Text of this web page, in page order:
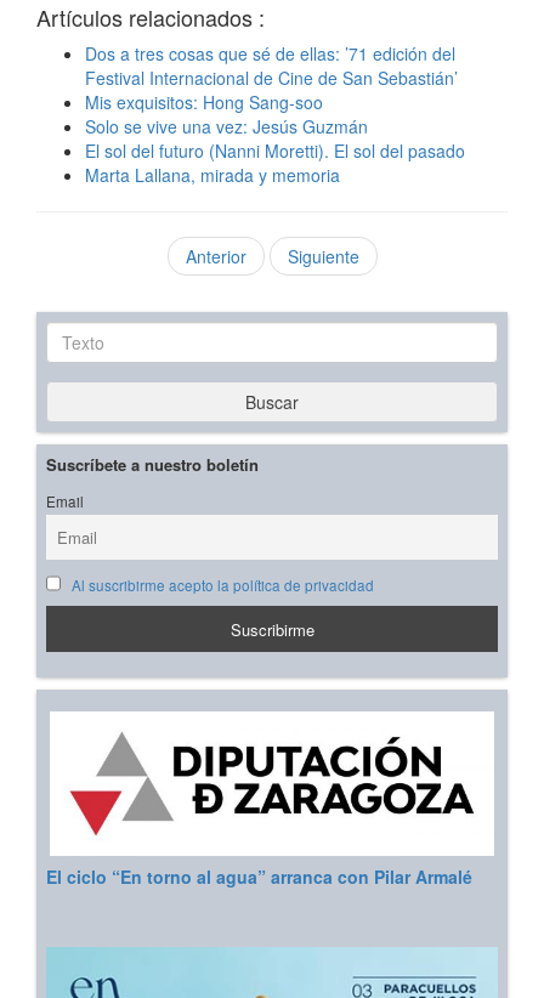
Artículos relacionados :
Dos a tres cosas que sé de ellas: ’71 edición del
Festival Internacional de Cine de San Sebastián’
Mis exquisitos: Hong Sang-soo
Solo se vive una vez: Jesús Guzmán
El sol del futuro (Nanni Moretti). El sol del pasado
Marta Lallana, mirada y memoria
Anterior Siguiente
Texto
Buscar
Suscríbete a nuestro boletín
Email
Al suscribirme acepto la política de privacidad
El ciclo “En torno al agua” arranca con Pilar Armalé